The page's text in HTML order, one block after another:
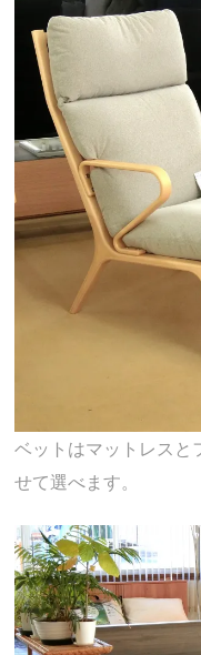
ベットはマットレスと
せて選べます。